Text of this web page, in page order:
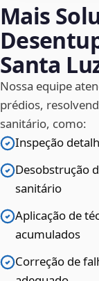
Mais
Santa
Nossa equipe
prédios,
sanitário, como:
Inspeção
Desobstrução
sanitário
Aplicação de
acumulados
Correção de